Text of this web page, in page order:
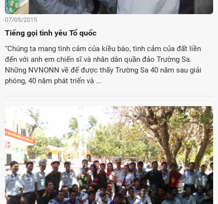
07/05/2015
Tiếng gọi tình yêu Tổ quốc
“Chúng ta mang tình cảm của kiều bào, tình cảm của đất liền
đến với anh em chiến sĩ và nhân dân quần đảo Trường Sa.
Những NVNONN về để được thấy Trường Sa 40 năm sau giải
phóng, 40 năm phát triển và ...